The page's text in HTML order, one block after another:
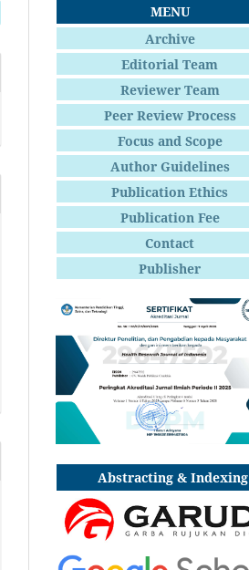
MENU
Archive
Editorial Team
Reviewer Team
Peer Review Process
Focus and Scope
Author Guidelines
Publication Ethics
Publication Fee
Contact
Publisher
Abstracting & Indexing